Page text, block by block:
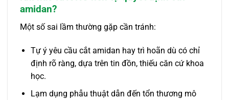
amidan?
Một số sai lầm thường gặp cần tránh:
Tự ý yêu cầu cắt amidan hay trì hoãn dù có chỉ
định rõ ràng, dựa trên tin đồn, thiếu căn cứ khoa
học.
Lạm dụng phẫu thuật dẫn đến tổn thương mô